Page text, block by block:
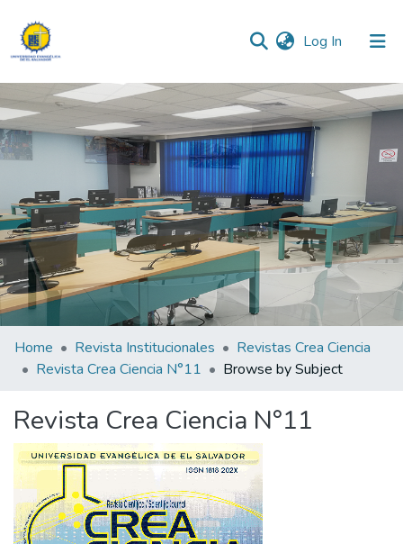
Log In (current)
Communities & Collections
All of DSpace
Home Revista Institucionales
Revistas Crea Ciencia
Revista Crea Ciencia N°11
Browse by Subject
Revista Crea Ciencia N°11